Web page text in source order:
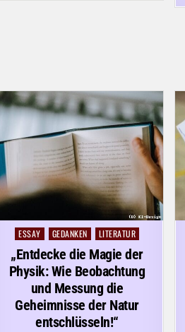
Posted
in
ESSAY GEDANKEN LITERATUR
„Entdecke die Magie der
Physik: Wie Beobachtung
und Messung die
Geheimnisse der Natur
entschlüsseln!“